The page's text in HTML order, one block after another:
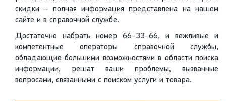
скидки – полная информация представлена на нашем
сайте и в справочной службе.
Достаточно набрать номер 66-33-66, и вежливые и
компетентные операторы справочной службы,
обладающие большими возможностями в области поиска
информации, решат ваши проблемы, вызванные
вопросами, связанными с поиском услуги и товара.